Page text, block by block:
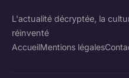
L'actualité décryptée, la
réinventé
AccueilMentions légales